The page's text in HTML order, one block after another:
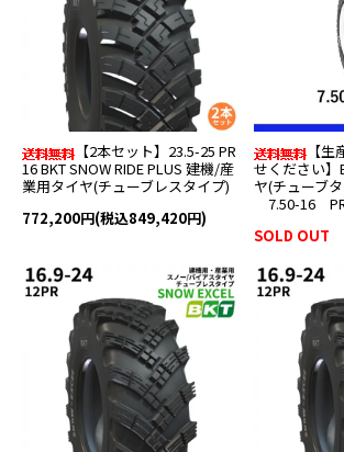
【2本セット】23.5-25 PR
16 BKT SNOW RIDE PLUS 建機/産
業用タイヤ(チューブレスタイプ)
772,200円(税込849,420円)
【生
せください】
ヤ(チューブ
7.50-16
SOLD OUT